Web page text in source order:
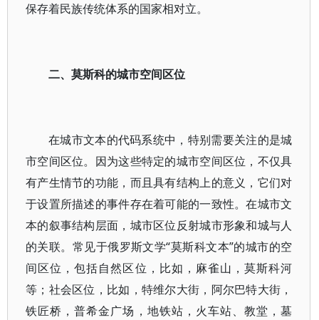
保存着民族传统体系的国家相对立。
二、莫斯科的城市空间区位
在城市文本的代码系统中，特别需要关注的是城
市空间区位。因为这些特定的城市空间区位，不仅具
有产生情节的功能，而且具有结构上的意义，它们对
于设置所描述的事件存在着可能的一致性。在城市文
本的叙事结构层面，城市区位反射城市形象和城与人
的关联。常见于俄罗斯文学“莫斯科文本”的城市的空
间区位，包括自然区位，比如，麻雀山，莫斯科河
等；社会区位，比如，特维尔大街，阿尔巴特大街，
铁匠桥，普希金广场，地铁站，火车站、教堂，墓